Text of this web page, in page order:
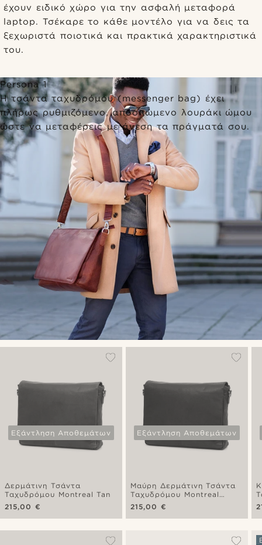
έχουν ειδικό χώρο για την ασφαλή μεταφορά
laptop. Τσέκαρε το κάθε μοντέλο για να δεις τα
ξεχωριστά ποιοτικά και πρακτικά χαρακτηριστικά
του.
Persona 1
Η τσάντα ταχυδρόμου (messenger bag) έχει
πλήρως ρυθμιζόμενο, αποσπώμενο λουράκι ώμου
ώστε να μεταφέρεις με άνεση τα πράγματά σου.
Εξάντληση Αποθεμάτων
Δερμάτινη Τσάντα
Ταχυδρόμου Montreal Tan
215,00 €
Εξάντληση Αποθεμάτων
Μαύρη Δερμάτινη Τσάντα
Ταχυδρόμου Montreal
Messenger
215,00 €